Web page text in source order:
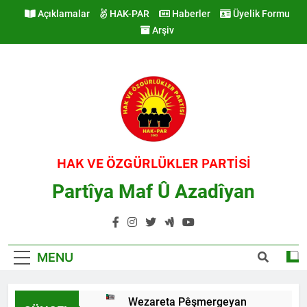
Açıklamalar HAK-PAR Haberler
Üyelik Formu
Arşiv
HAK VE ÖZGÜRLÜKLER PARTİSİ
Partîya Maf Û Azadîyan
MENU
Wezareta Pêşmergeyan